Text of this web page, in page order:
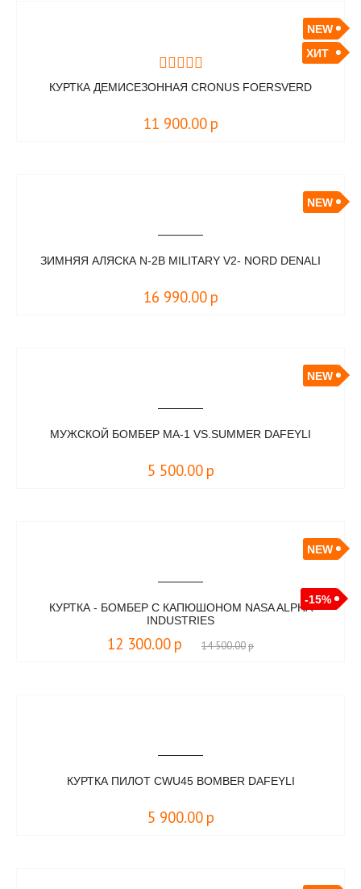
NEW
ХИТ
КУРТКА ДЕМИСЕЗОННАЯ CRONUS FOERSVERD
11 900.00 р
NEW
ЗИМНЯЯ АЛЯСКА N-2B MILITARY V2- NORD DENALI
16 990.00 р
NEW
МУЖСКОЙ БОМБЕР MA-1 VS.SUMMER DAFEYLI
5 500.00 р
-15%
NEW
КУРТКА - БОМБЕР С КАПЮШОНОМ NASA ALPHA
INDUSTRIES
12 300.00 р 14 500.00р
КУРТКА ПИЛОТ CWU45 BOMBER DAFEYLI
5 900.00 р